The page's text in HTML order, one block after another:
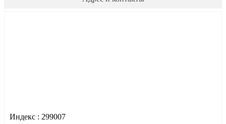
Индекс : 299007